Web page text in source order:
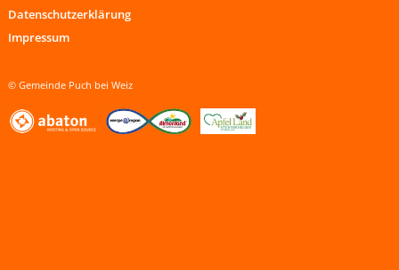
Datenschutzerklärung
Impressum
© Gemeinde Puch bei Weiz